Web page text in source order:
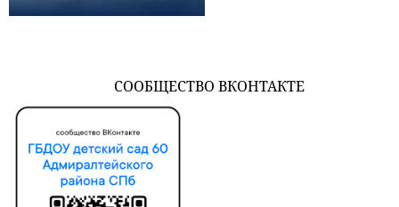
СООБЩЕСТВО ВКОНТАКТЕ